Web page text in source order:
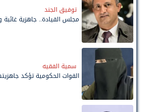
توفيق الجند
مجلس القيادة.. جاهزية غائبة
سمية الفقيه
القوات الحكومية تؤكد